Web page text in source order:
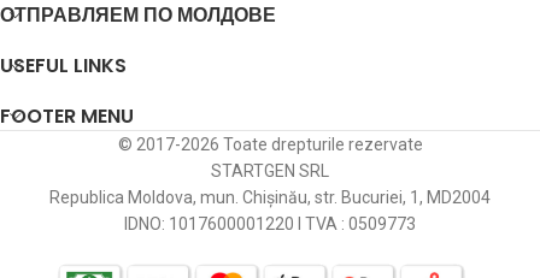
ОТПРАВЛЯЕМ ПО МОЛДОВЕ
USEFUL LINKS
FOOTER MENU
© 2017-2026 Toate drepturile rezervate
STARTGEN SRL
Republica Moldova, mun. Chișinău, str. Bucuriei, 1, MD2004
IDNO: 1017600001220 I TVA : 0509773